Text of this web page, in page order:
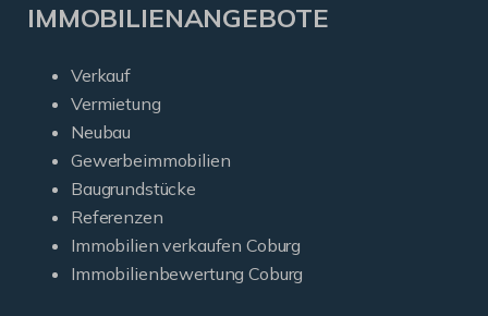
IMMOBILIENANGEBOTE
Verkauf
Vermietung
Neubau
Gewerbeimmobilien
Baugrundstücke
Referenzen
Immobilien verkaufen Coburg
Immobilienbewertung Coburg